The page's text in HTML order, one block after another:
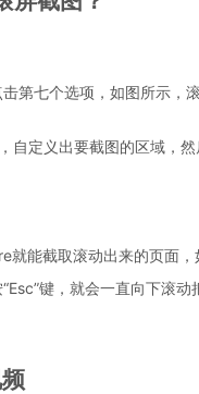
第七个选项，如图所示，
自定义出要截图的区域，
能截取滚动出来的页面
键，就会一直向下滚